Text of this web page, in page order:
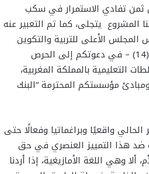
ثمن تفادي الاستمرار في سكب
المشروع يتجلى، كما تم التعبير عنه
المجلس الأعلى للتربية والتكوين
والبحث العلمي (CSEFRS) ) (14) – في دعوتكم إلى الحرص
التعليمية بالمملكة المغربية،
مؤسستكم المحترمة “البنك
الحالي واقعيًا وبراغماتيا وفعالًا حتى
ضد هذا التمييز العنصري في حق
ألا وهي اللغة الأمازيغية، إذا أردنا